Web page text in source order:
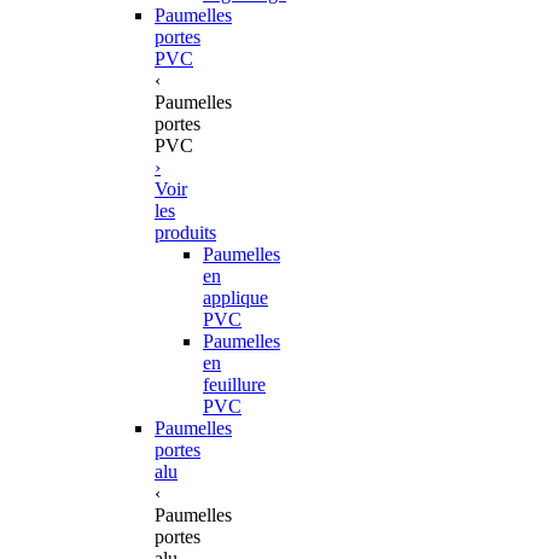
Paumelles
portes
PVC
‹
Paumelles
portes
PVC
›
Voir
les
produits
Paumelles
en
applique
PVC
Paumelles
en
feuillure
PVC
Paumelles
portes
alu
‹
Paumelles
portes